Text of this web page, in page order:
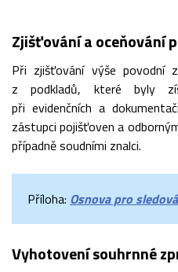
Zjišťování a oceňování
Při zjišťování výše povodní
z podkladů, které byly
při evidenčních a
zástupci pojišťoven a
případně soudními znalci.
Příloha: Osnova pro
Vyhotovení souhrnné